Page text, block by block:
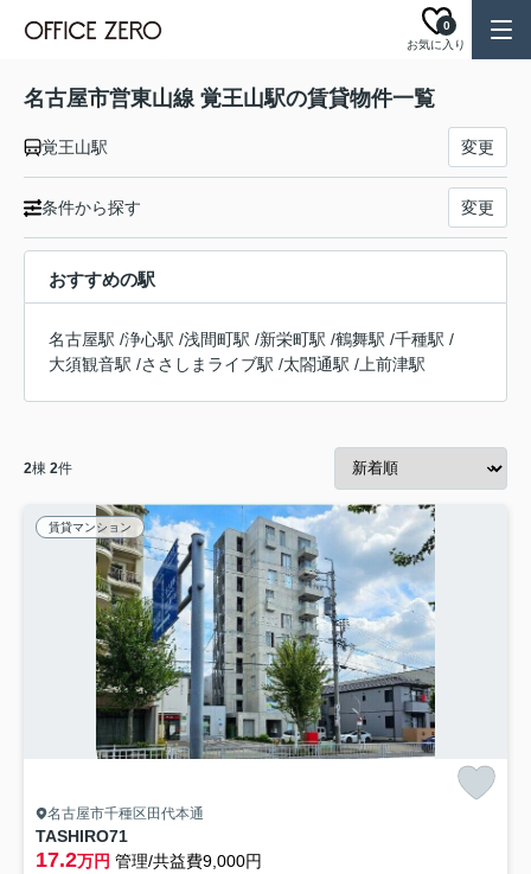
お気に入り
0
名古屋市営東山線 覚王山駅の賃貸物件一覧
覚王山駅 変更
条件から探す 変更
おすすめの駅
名古屋駅 /浄心駅 /浅間町駅 /新栄町駅 /鶴舞駅 /千種駅 /
大須観音駅 /ささしまライブ駅 /太閤通駅 / 上前津駅
2棟 2件
賃貸マンション
名古屋市千種区田代本通
TASHIRO71
17.2万円 管理/共益費9,000円